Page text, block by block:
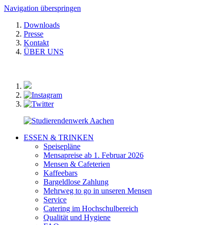
Navigation überspringen
Downloads
Presse
Kontakt
ÜBER UNS
ESSEN & TRINKEN
Speisepläne
Mensapreise ab 1. Februar 2026
Mensen & Cafeterien
Kaffeebars
Bargeldlose Zahlung
Mehrweg to go in unseren Mensen
Service
Catering im Hochschulbereich
Qualität und Hygiene